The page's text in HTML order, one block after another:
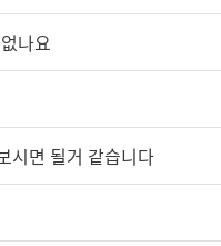
나요
시면 될거 같습니다